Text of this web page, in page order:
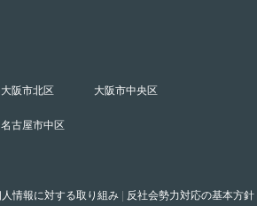
大阪市北区 大阪市中央区
名古屋市中区
情報に対する取り組み| 反社会勢力対応の基本方針|